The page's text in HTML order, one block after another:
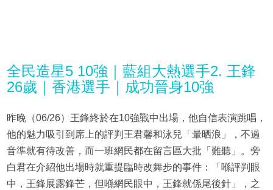
全民造星5 10強｜藍組大熱選手2. 王鋒
26歲｜香港選手｜成功晉身10強
昨晚（06/26）王鋒終於在10強戰中出場，他自信表演跳唱，
他的魅力吸引到席上的評判王君馨和泳兒「暈晒浪」，不過
音準就有待改善，而一班網民都在留言區大批「難聽」。旁
白君在介紹他出場時就重提臨時改舞步的事件：「喺評判眼
中，王鋒展露鋒芒，但喺網民眼中，王鋒就係尾後針」，之